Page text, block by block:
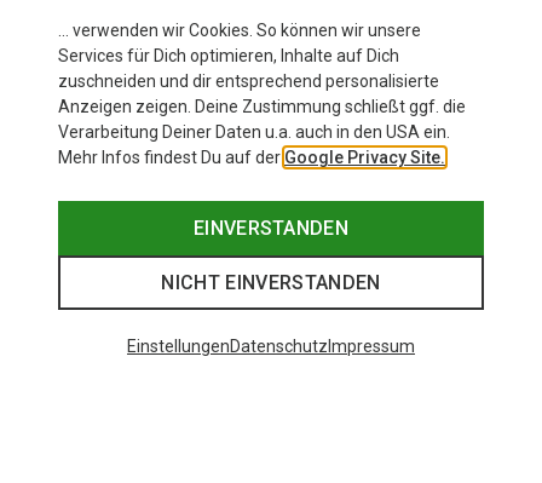
… verwenden wir Cookies. So können wir unsere
Services für Dich optimieren, Inhalte auf Dich
zuschneiden und dir entsprechend personalisierte
Anzeigen zeigen. Deine Zustimmung schließt ggf. die
Verarbeitung Deiner Daten u.a. auch in den USA ein.
Mehr Infos findest Du auf der Google Privacy Site.
EINVERSTANDEN
NICHT EINVERSTANDEN
EinstellungenDatenschutz Impressum